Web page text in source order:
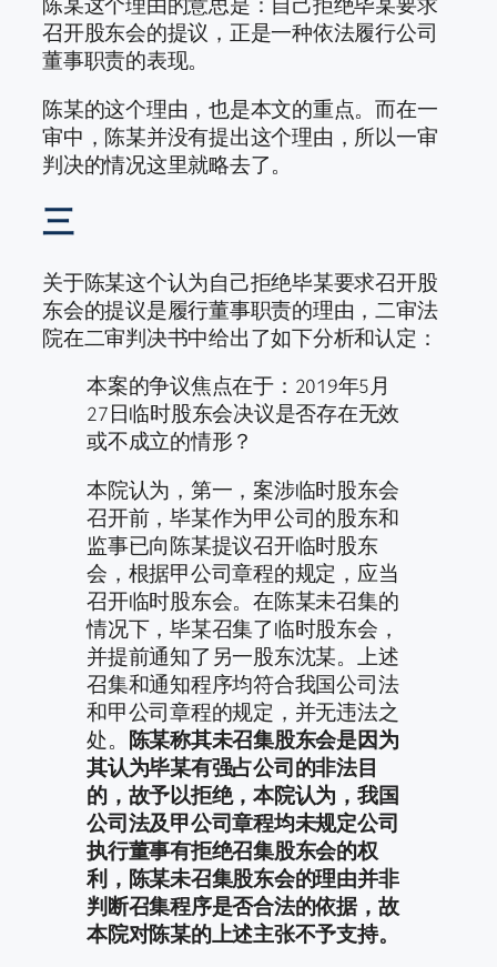
召开股东会的提议，正是一种依法履行公司
董事职责的表现。
陈某的这个理由，也是本文的重点。而在一
审中，陈某并没有提出这个理由，所以一审
判决的情况这里就略去了。
三
关于陈某这个认为自己拒绝毕某要求召开股
东会的提议是履行董事职责的理由，二审法
院在二审判决书中给出了如下分析和认定：
本案的争议焦点在于：2019年5月
27日临时股东会决议是否存在无效
或不成立的情形？
本院认为，第一，案涉临时股东会
召开前，毕某作为甲公司的股东和
监事已向陈某提议召开临时股东
会，根据甲公司章程的规定，应当
召开临时股东会。在陈某未召集的
情况下，毕某召集了临时股东会，
并提前通知了另一股东沈某。上述
召集和通知程序均符合我国公司法
和甲公司章程的规定，并无违法之
处。 陈某称其未召集股东会是因为
其认为毕某有强占公司的非法目
的，故予以拒绝，本院认为，我国
公司法及甲公司章程均未规定公司
执行董事有拒绝召集股东会的权
利，陈某未召集股东会的理由并非
判断召集程序是否合法的依据，故
本院对陈某的上述主张不予支持。